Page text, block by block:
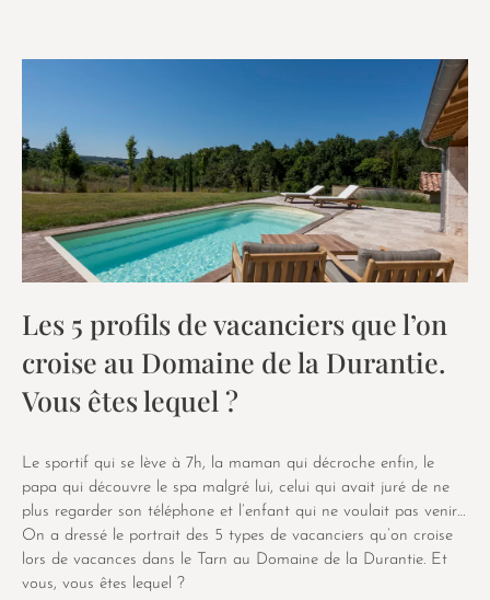
Les 5 profils de vacanciers que l’on
croise au Domaine de la Durantie.
Vous êtes lequel ?
Le sportif qui se lève à 7h, la maman qui décroche enfin, le
papa qui découvre le spa malgré lui, celui qui avait juré de ne
plus regarder son téléphone et l’enfant qui ne voulait pas venir…
On a dressé le portrait des 5 types de vacanciers qu’on croise
lors de vacances dans le Tarn au Domaine de la Durantie. Et
vous, vous êtes lequel ?